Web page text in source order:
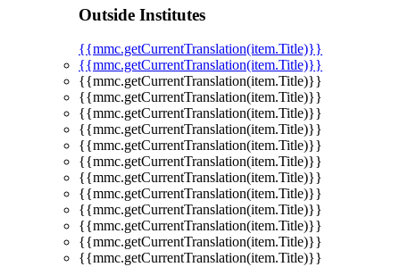
Outside Institutes
{{mmc.getCurrentTranslation(item.Title)}}
{{mmc.getCurrentTranslation(item.Title)}}
{{mmc.getCurrentTranslation(item.Title)}}
{{mmc.getCurrentTranslation(item.Title)}}
{{mmc.getCurrentTranslation(item.Title)}}
{{mmc.getCurrentTranslation(item.Title)}}
{{mmc.getCurrentTranslation(item.Title)}}
{{mmc.getCurrentTranslation(item.Title)}}
{{mmc.getCurrentTranslation(item.Title)}}
{{mmc.getCurrentTranslation(item.Title)}}
{{mmc.getCurrentTranslation(item.Title)}}
{{mmc.getCurrentTranslation(item.Title)}}
{{mmc.getCurrentTranslation(item.Title)}}
{{mmc.getCurrentTranslation(item.Title)}}